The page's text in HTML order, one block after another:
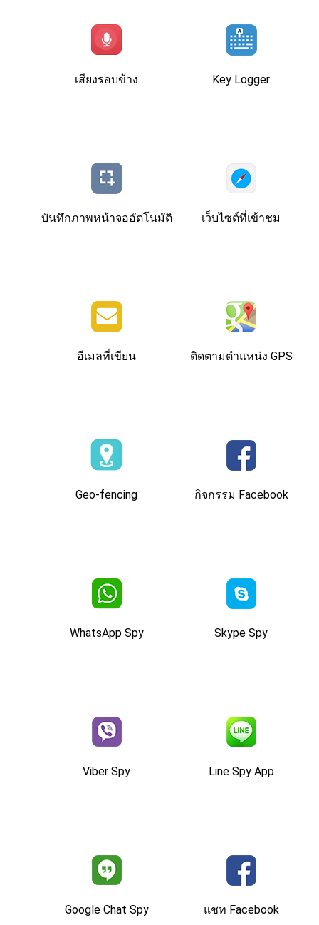
เสียงรอบข้าง Key Logger
บันทึกภาพหน้าจออัตโนมัติ เว็บไซต์ที่เข้าชม
อีเมลที่เขียน ติดตามตำแหน่ง GPS
Geo-fencing กิจกรรม Facebook
WhatsApp Spy Skype Spy
Viber Spy Line Spy App
Google Chat Spy แชท Facebook